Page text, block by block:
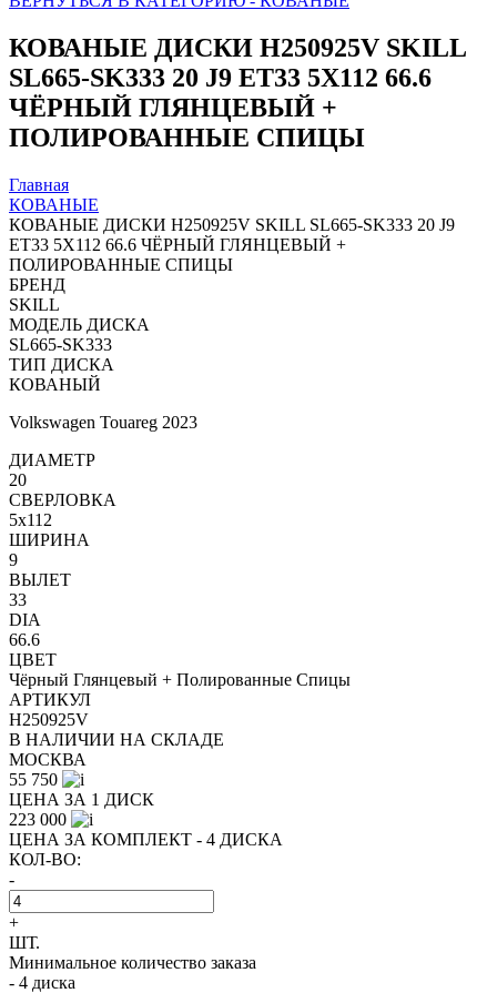
КОВАНЫЕ ДИСКИ H250925V SKILL
SL665-SK333 20 J9 ET33 5X112 66.6
ЧЁРНЫЙ ГЛЯНЦЕВЫЙ +
ПОЛИРОВАННЫЕ СПИЦЫ
Главная
КОВАНЫЕ
КОВАНЫЕ ДИСКИ H250925V SKILL SL665-SK333 20 J9
ET33 5X112 66.6 ЧЁРНЫЙ ГЛЯНЦЕВЫЙ +
ПОЛИРОВАННЫЕ СПИЦЫ
БРЕНД
SKILL
МОДЕЛЬ ДИСКА
SL665-SK333
ТИП ДИСКА
КОВАНЫЙ
Volkswagen Touareg 2023
ДИАМЕТР
20
СВЕРЛОВКА
5x112
ШИРИНА
9
ВЫЛЕТ
33
DIA
66.6
ЦВЕТ
Чёрный Глянцевый + Полированные Спицы
АРТИКУЛ
H250925V
В НАЛИЧИИ НА СКЛАДЕ
МОСКВА
55 750
ЦЕНА ЗА 1 ДИСК
223 000
ЦЕНА ЗА КОМПЛЕКТ - 4 ДИСКА
КОЛ-ВО:
-
+
ШТ.
Минимальное количество заказа
- 4 диска